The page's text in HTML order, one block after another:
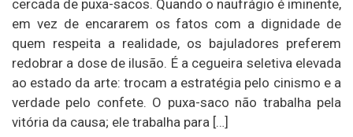
cercada de puxa-sacos. Quando o naufrágio é iminente,
em vez de encararem os fatos com a dignidade de
quem respeita a realidade, os bajuladores preferem
redobrar a dose de ilusão. É a cegueira seletiva elevada
ao estado da arte: trocam a estratégia pelo cinismo e a
verdade pelo confete. O puxa-saco não trabalha pela
vitória da causa; ele trabalha para […]